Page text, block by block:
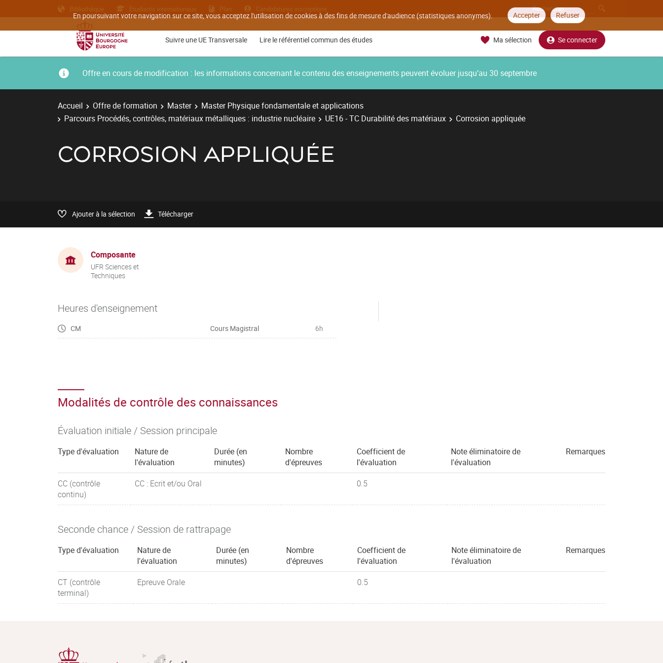
En poursuivant votre navigation sur ce site, vous acceptez l'utilisation de cookies à des fins de mesure d'audience (statistiques anonymes). Accepter Refuser
Bibliothèque Etudiants internationaux Plan Candidatures inscriptions
Suivre une UE Transversale Lire le référentiel commun des études Ma sélection Se connecter
Offre en cours de modification : les informations concernant le contenu des enseignements peuvent évoluer jusqu’au 30 septembre
Accueil Offre de formation Master
Master Physique fondamentale et applications
Parcours Procédés, contrôles, matériaux métalliques : industrie nucléaire
UE16 - TC Durabilité des matériaux Corrosion appliquée
CORROSION APPLIQUÉE
Ajouter à la sélection Télécharger
Composante
UFR Sciences et
Techniques
Heures d'enseignement
CM Cours Magistral 6h
Modalités de contrôle des connaissances
Évaluation initiale / Session principale
Type d'évaluation
Nature de
l'évaluation
Durée (en
minutes)
Nombre
d'épreuves
Coefficient de
l'évaluation
Note éliminatoire de
l'évaluation
Remarques
CC (contrôle
continu)
CC : Ecrit et/ou Oral 0.5
Seconde chance / Session de rattrapage
Type d'évaluation
Nature de
l'évaluation
Durée (en
minutes)
Nombre
d'épreuves
Coefficient de
l'évaluation
Note éliminatoire de
l'évaluation
Remarques
CT (contrôle
terminal)
Epreuve Orale 0.5